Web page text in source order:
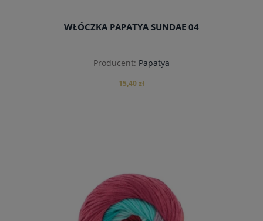
WŁÓCZKA PAPATYA SUNDAE 04
Producent: Papatya
15,40 zł